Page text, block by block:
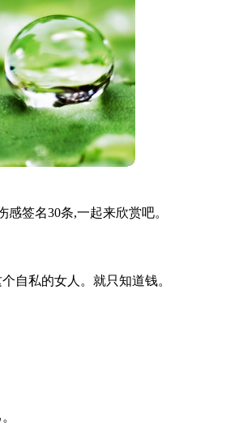
签名30条,一起来欣赏吧。
自私的女人。就只知道钱。